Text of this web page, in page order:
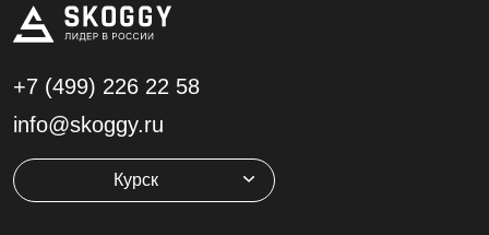
+7 (499) 226 22 58
info@skoggy.ru
Курск